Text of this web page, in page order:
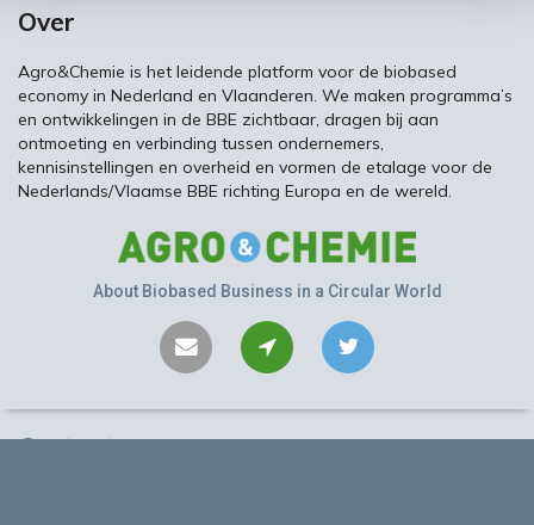
Over
Agro&Chemie is het leidende platform voor de biobased
economy in Nederland en Vlaanderen. We maken programma’s
en ontwikkelingen in de BBE zichtbaar, dragen bij aan
ontmoeting en verbinding tussen ondernemers,
kennisinstellingen en overheid en vormen de etalage voor de
Nederlands/Vlaamse BBE richting Europa en de wereld.
About Biobased Business in a Circular World
Contact